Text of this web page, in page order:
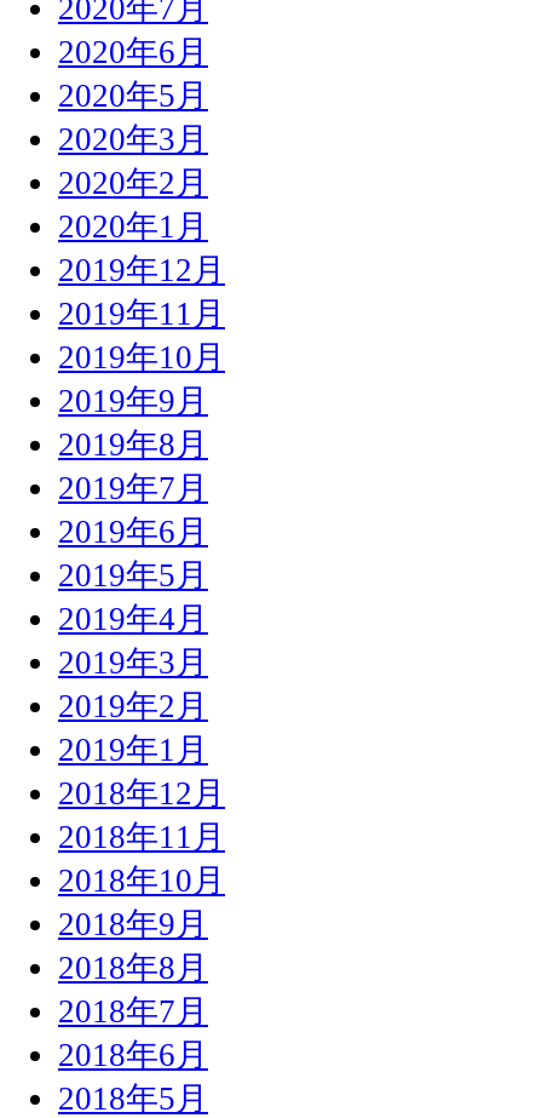
2020年7月
2020年6月
2020年5月
2020年3月
2020年2月
2020年1月
2019年12月
2019年11月
2019年10月
2019年9月
2019年8月
2019年7月
2019年6月
2019年5月
2019年4月
2019年3月
2019年2月
2019年1月
2018年12月
2018年11月
2018年10月
2018年9月
2018年8月
2018年7月
2018年6月
2018年5月